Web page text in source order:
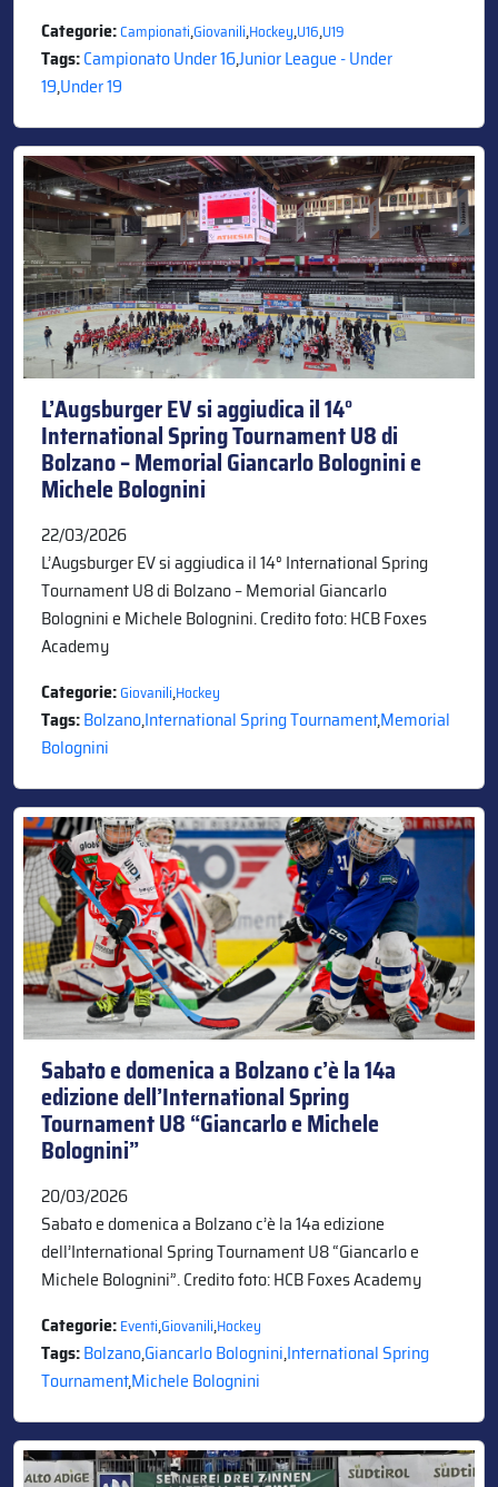
Categorie:Campionati,Giovanili,Hockey,U16,U19
Tags:Campionato Under 16,Junior League - Under
19,Under 19
L’Augsburger EV si aggiudica il 14°
International Spring Tournament U8 di
Bolzano – Memorial Giancarlo Bolognini e
Michele Bolognini
22/03/2026
L’Augsburger EV si aggiudica il 14° International Spring
Tournament U8 di Bolzano – Memorial Giancarlo
Bolognini e Michele Bolognini. Credito foto: HCB Foxes
Academy
Categorie:Giovanili,Hockey
Tags:Bolzano,International Spring Tournament,Memorial
Bolognini
Sabato e domenica a Bolzano c’è la 14a
edizione dell’International Spring
Tournament U8 “Giancarlo e Michele
Bolognini”
20/03/2026
Sabato e domenica a Bolzano c’è la 14a edizione
dell’International Spring Tournament U8 “Giancarlo e
Michele Bolognini”. Credito foto: HCB Foxes Academy
Categorie:Eventi,Giovanili,Hockey
Tags:Bolzano,Giancarlo Bolognini,International Spring
Tournament,Michele Bolognini